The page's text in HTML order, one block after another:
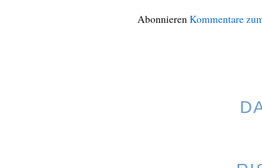
AbonnierenKommentare